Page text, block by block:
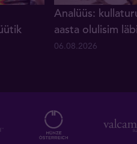
Analüüs:
aasta olulisim
06.08.2026